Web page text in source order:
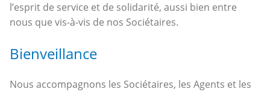
l’esprit de service et de solidarité, aussi bien entre
nous que vis-à-vis de nos Sociétaires.
Bienveillance
Nous accompagnons les Sociétaires, les Agents et les